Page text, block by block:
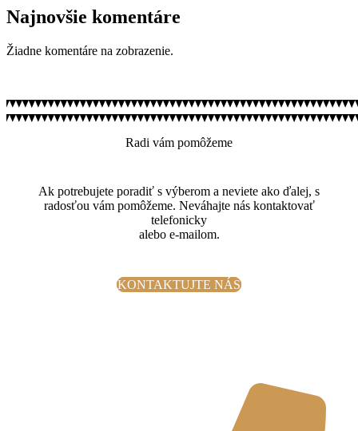
Najnovšie komentáre
Žiadne komentáre na zobrazenie.
Radi vám pomôžeme
Ak potrebujete poradiť s výberom a neviete ako ďalej, s
radosťou vám pomôžeme. Neváhajte nás kontaktovať
telefonicky
alebo e-mailom.
KONTAKTUJTE NÁS